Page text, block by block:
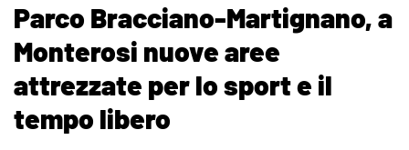
Parco Bracciano-Martignano, a
Monterosi nuove aree
attrezzate per lo sport e il
tempo libero